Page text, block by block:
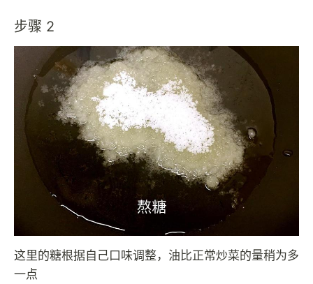
步骤 2
这里的糖根据自己口味调整，油比正常炒菜的量稍为多
一点